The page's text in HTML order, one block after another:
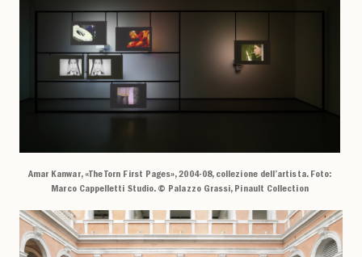
Amar Kanwar, «The Torn First Pages», 2004-08, collezione dell’artista. Foto:
Marco Cappelletti Studio. © Palazzo Grassi, Pinault Collection